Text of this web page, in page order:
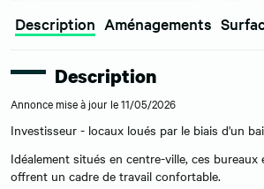
Description Aménagements
Description
Annonce mise à jour le 11/05/2026
Investisseur - locaux loués par le biais d'un
Idéalement situés en centre-ville, ces bureaux
offrent un cadre de travail confortable.